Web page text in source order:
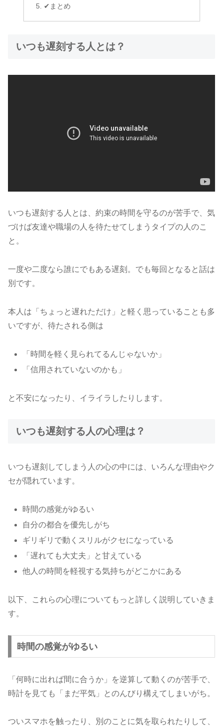
✔まとめ
いつも遅刻する人とは？
いつも遅刻する人とは、約束の時間を守るのが苦手で、気
づけば友達や職場の人を待たせてしまうタイプの人のこ
と。
一度や二度なら誰にでもある遅刻。でも毎回となると話は
別です。
本人は「ちょっと遅れただけ」と軽く思っていることも多
いですが、待たされる側は
「時間を軽く見られてるんじゃないか」
「信用されていないのかも」
と不安になったり、イライラしたりします。
いつも遅刻する人の心理は？
いつも遅刻してしまう人の心の中には、いろんな理由やク
セが隠れています。
時間の感覚がゆるい
自分の都合を優先しがち
ギリギリで動くスリルがクセになっている
「遅れても大丈夫」と甘えている
他人の時間を軽視する気持ちがどこかにある
以下、これらの心理についてもっと詳しく説明していきま
す。
時間の感覚がゆるい
「何時に出れば間に合うか」を逆算して動くのが苦手で、
時計を見ても「まだ平気」とのんびり構えてしまいがち。
ついスマホを触ったり、別のことに気を取られたりして、